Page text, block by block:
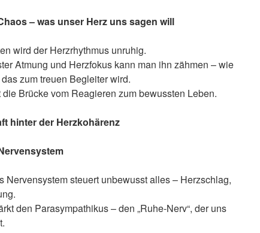
– was unser Herz uns sagen will
wird der Herzrhythmus unruhig.
Atmung und Herzfokus kann man ihn zähmen – wie
zum treuen Begleiter wird.
Brücke vom Reagieren zum bewussten Leben.
hinter der Herzkohärenz
Nervensystem steuert unbewusst alles – Herzschlag,
den Parasympathikus – den „Ruhe-Nerv“, der uns